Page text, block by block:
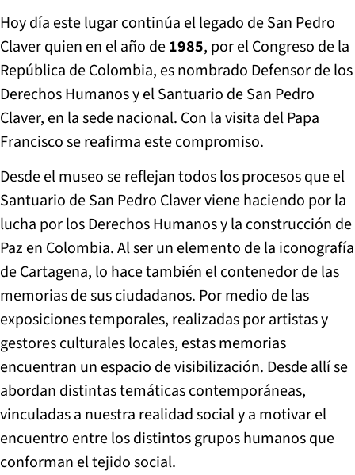
Hoy día este lugar continúa el legado de San Pedro
Claver quien en el año de1985, por el Congreso de la
República de Colombia, es nombrado Defensor de los
Derechos Humanos y el Santuario de San Pedro
Claver, en la sede nacional. Con la visita del Papa
Francisco se reafirma este compromiso.
Desde el museo se reflejan todos los procesos que el
Santuario de San Pedro Claver viene haciendo por la
lucha por los Derechos Humanos y la construcción de
Paz en Colombia. Al ser un elemento de la iconografía
de Cartagena, lo hace también el contenedor de las
memorias de sus ciudadanos. Por medio de las
exposiciones temporales, realizadas por artistas y
gestores culturales locales, estas memorias
encuentran un espacio de visibilización. Desde allí se
abordan distintas temáticas contemporáneas,
vinculadas a nuestra realidad social y a motivar el
encuentro entre los distintos grupos humanos que
conforman el tejido social.